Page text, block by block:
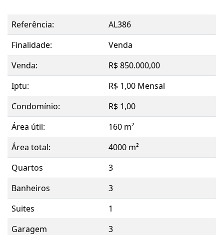
Referência:
AL386
Finalidade:
Venda
Venda:
R$ 850.000,00
Iptu:
R$ 1,00 Mensal
Condomínio:
R$ 1,00
Área útil:
160 m²
Área total:
4000 m²
Quartos
3
Banheiros
3
Suites
1
Garagem
3